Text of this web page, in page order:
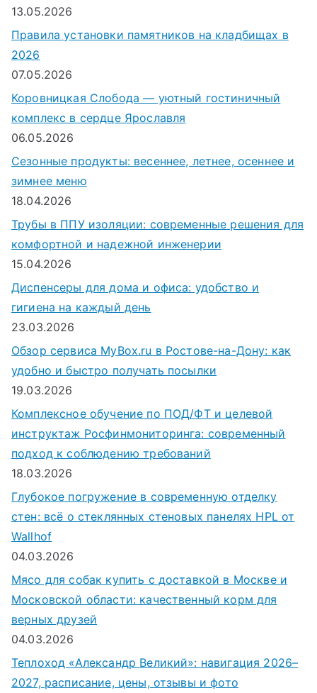
13.05.2026
Правила установки памятников на кладбищах в
2026
07.05.2026
Коровницкая Слобода — уютный гостиничный
комплекс в сердце Ярославля
06.05.2026
Сезонные продукты: весеннее, летнее, осеннее и
зимнее меню
18.04.2026
Трубы в ППУ изоляции: современные решения для
комфортной и надежной инженерии
15.04.2026
Диспенсеры для дома и офиса: удобство и
гигиена на каждый день
23.03.2026
Обзор сервиса MyBox.ru в Ростове-на-Дону: как
удобно и быстро получать посылки
19.03.2026
Комплексное обучение по ПОД/ФТ и целевой
инструктаж Росфинмониторинга: современный
подход к соблюдению требований
18.03.2026
Глубокое погружение в современную отделку
стен: всё о стеклянных стеновых панелях HPL от
Wallhof
04.03.2026
Мясо для собак купить с доставкой в Москве и
Московской области: качественный корм для
верных друзей
04.03.2026
Теплоход «Александр Великий»: навигация 2026–
2027, расписание, цены, отзывы и фото